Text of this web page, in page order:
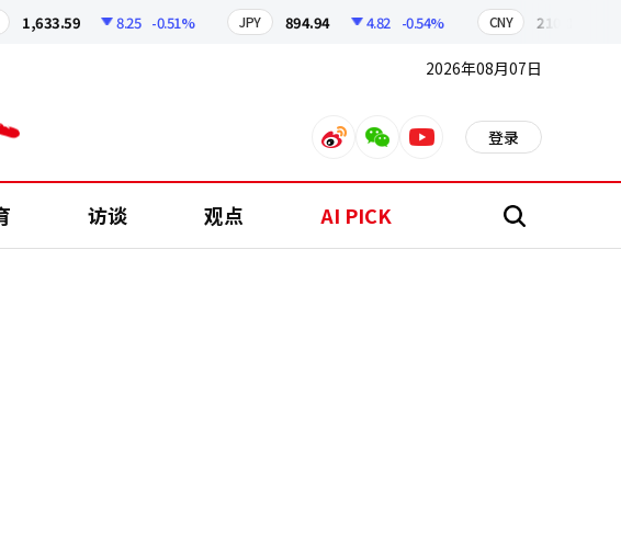
8.25 -0.51% JPY 894.94 4.82 -0.54% CNY 210.02
2026年08月07日
weiboweixinyoutube 登录
访谈 观点 AI PICK 搜